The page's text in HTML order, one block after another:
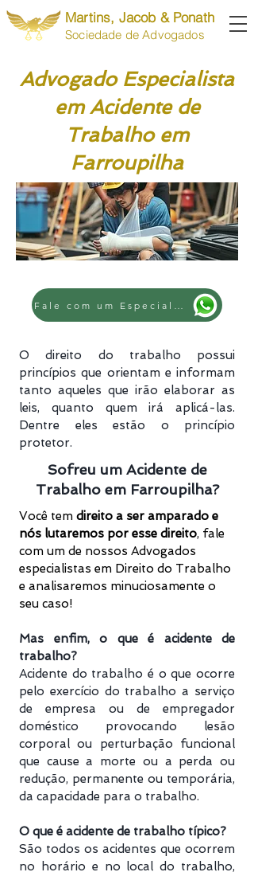
Martins, Jacob & Ponath
Sociedade de Advogados
Advogado Especialista
em Acidente de
Trabalho em
Farroupilha
O direito do trabalho possui
princípios que orientam e informam
tanto aqueles que irão elaborar as
leis, quanto quem irá aplicá-las.
Dentre eles estão o princípio
protetor.
Sofreu um Acidente de
Trabalho em Farroupilha?
Você tem direito a ser amparado e
nós lutaremos por esse direito, fale
com um de nossos Advogados
especialistas em Direito do Trabalho
e analisaremos minuciosamente o
seu caso!
Mas enfim, o que é acidente de
trabalho?
Acidente do trabalho é o que ocorre
pelo exercício do trabalho a serviço
de empresa ou de empregador
doméstico provocando lesão
corporal ou perturbação funcional
que cause a morte ou a perda ou
redução, permanente ou temporária,
da capacidade para o trabalho.
O que é acidente de trabalho típico?
São todos os acidentes que ocorrem
no horário e no local do trabalho,